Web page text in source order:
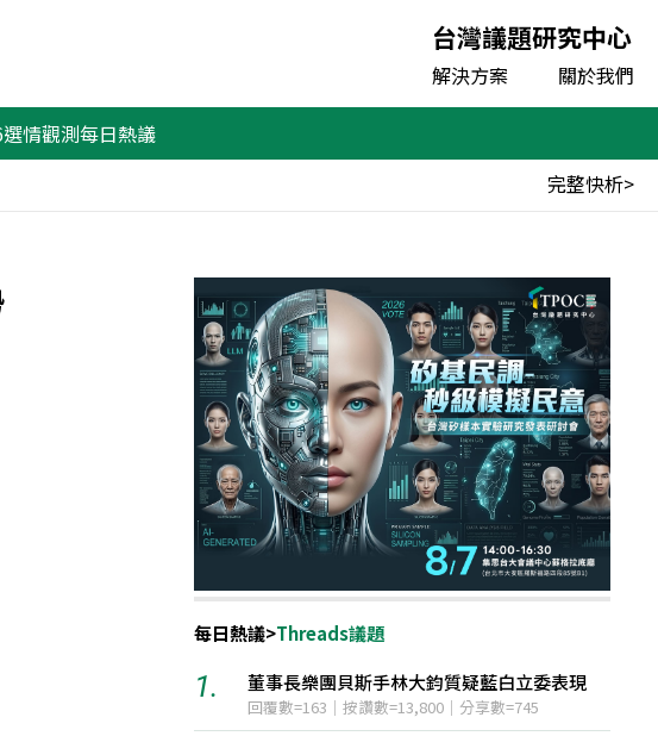
台灣議題研究中心
解決方案 關於我們
情觀測每日熱議
完整快析>
每日熱議>
Threads議題
董事長樂團貝斯手林大鈞質疑藍白立委表現
回覆數=163｜按讚數=13,800｜分享數=745
1. 台灣對熊本地震的迅速援
12小時聲量=1,649